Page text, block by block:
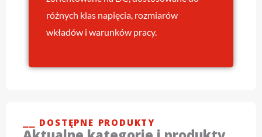
różnych klas napięcia, rozmiarów
wkładów i warunków pracy.
⎯⎯ DOSTĘPNE PRODUKTY